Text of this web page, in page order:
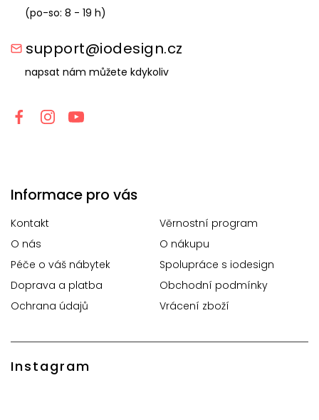
(po-so: 8 - 19 h)
support@iodesign.cz
napsat nám můžete kdykoliv
Informace pro vás
Kontakt
Věrnostní program
O nás
O nákupu
Péče o váš nábytek
Spolupráce s iodesign
Doprava a platba
Obchodní podmínky
Ochrana údajů
Vrácení zboží
Instagram